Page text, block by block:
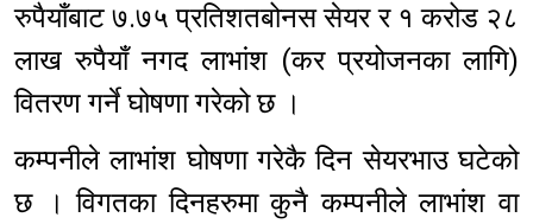
रुपैयाँबाट ७.७५ प्रतिशतबोनस सेयर र १ करोड २८
लाख रुपैयाँ नगद लाभांश (कर प्रयोजनका लागि)
वितरण गर्ने घोषणा गरेको छ ।
कम्पनीले लाभांश घोषणा गरेकै दिन सेयरभाउ घटेको
छ । विगतका दिनहरुमा कुनै कम्पनीले लाभांश वा